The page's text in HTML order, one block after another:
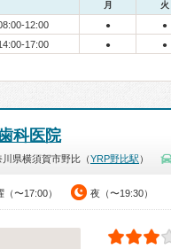
月 火
12:00 ● ●
17:00 ● ●
科医院
川県横須賀市野比（YRP野比駅 ）
（〜17:00） 夜（〜19:30）